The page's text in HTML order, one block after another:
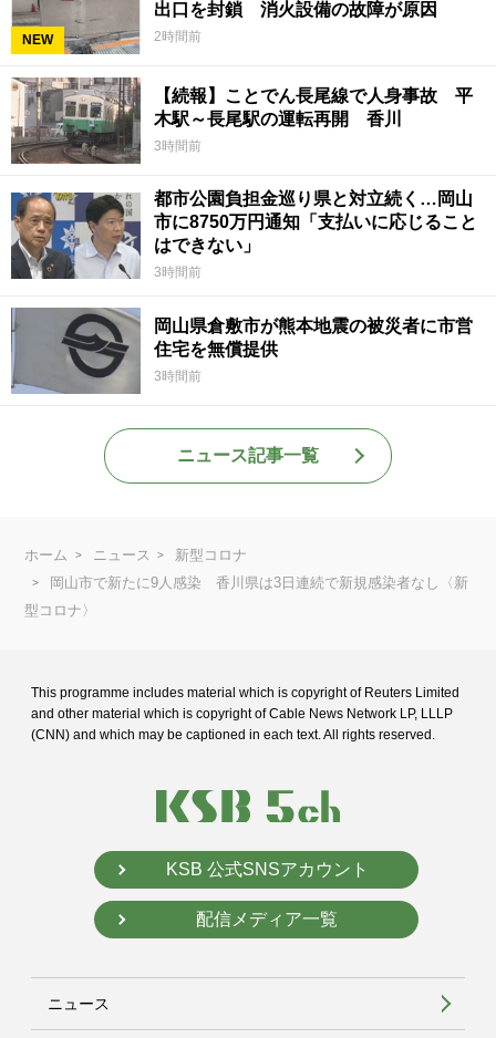
NEW
出口を封鎖 消火設備の故障が原因
2時間前
【続報】ことでん長尾線で人身事故 平
木駅～長尾駅の運転再開 香川
3時間前
都市公園負担金巡り県と対立続く…岡山
市に8750万円通知「支払いに応じること
はできない」
3時間前
岡山県倉敷市が熊本地震の被災者に市営
住宅を無償提供
3時間前
ニュース記事一覧
ホーム ニュース
新型コロナ
岡山市で新たに9人感染 香川県は3日連続で新規感染者なし〈新
型コロナ〉
This programme includes material which is copyright of Reuters Limited
and other material which is copyright of Cable News Network LP, LLLP
(CNN) and which may be captioned in each text. All rights reserved.
KSB 公式SNSアカウント
配信メディア一覧
ニュース